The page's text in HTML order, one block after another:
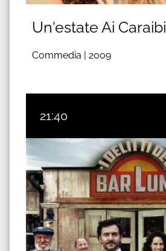
Un'estate Ai Caraibi
Commedia | 2009
21:40